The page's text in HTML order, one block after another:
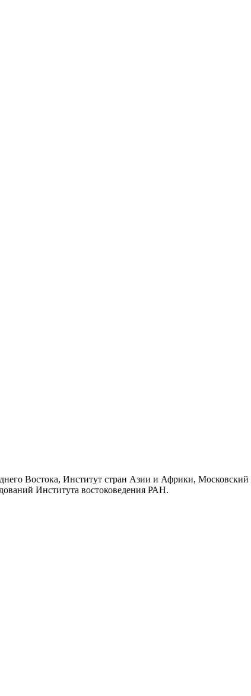
Востока, Институт стран Азии и Африки,
Института востоковедения РАН.